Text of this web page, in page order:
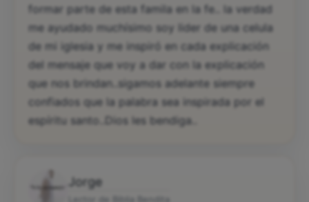
formar parte de esta famila en la fe.. la verdad
me ayudado muchísimo soy lider de una celula
de mi iglesia y me inspiró en cada explicación
del mensaje que voy a dar con la explicación
que nos brindan..sigamos adelante siempre
confiados que la palabra sea inspirada por el
espíritu santo..Dios les bendiga..
Jorge